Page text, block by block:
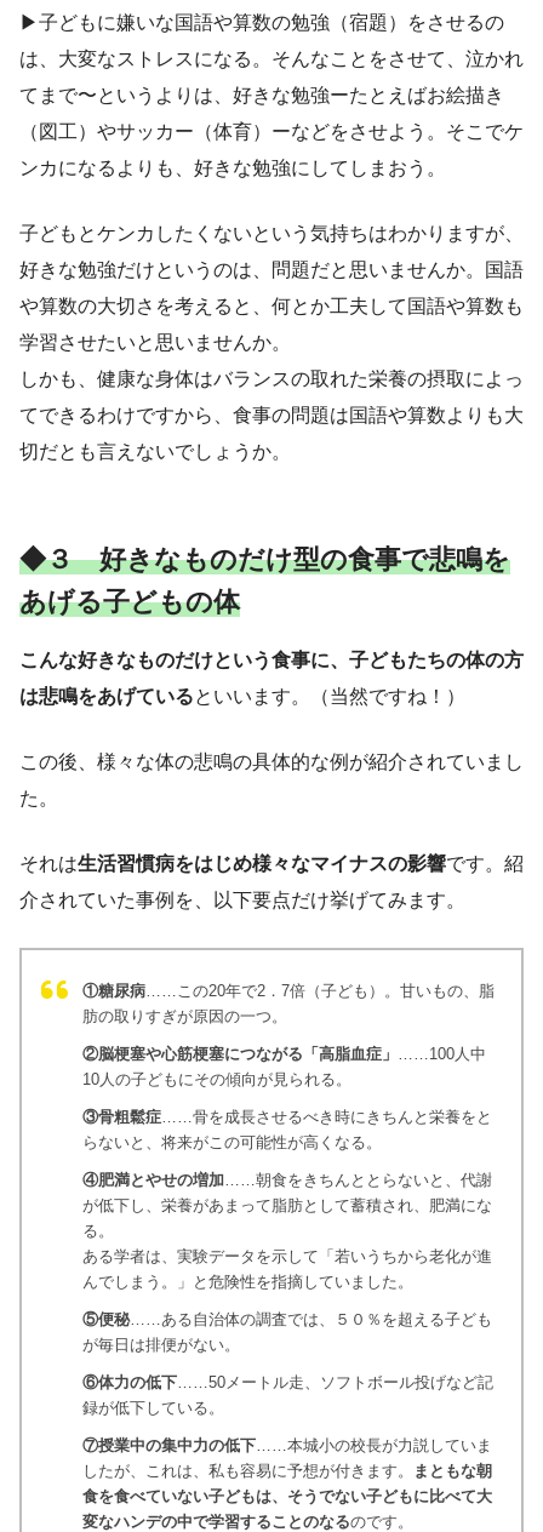
▶︎子どもに嫌いな国語や算数の勉強（宿題）をさせるの
は、大変なストレスになる。そんなことをさせて、泣かれ
てまで〜というよりは、好きな勉強ーたとえばお絵描き
（図工）やサッカー（体育）ーなどをさせよう。そこでケ
ンカになるよりも、好きな勉強にしてしまおう。
子どもとケンカしたくないという気持ちはわかりますが、
好きな勉強だけというのは、問題だと思いませんか。国語
や算数の大切さを考えると、何とか工夫して国語や算数も
学習させたいと思いませんか。
しかも、健康な身体はバランスの取れた栄養の摂取によっ
てできるわけですから、食事の問題は国語や算数よりも大
切だとも言えないでしょうか。
◆３ 好きなものだけ型の食事で悲鳴を
あげる子どもの体
こんな好きなものだけという食事に、子どもたちの体の方
は悲鳴をあげているといいます。（当然ですね！）
この後、様々な体の悲鳴の具体的な例が紹介されていまし
た。
それは生活習慣病をはじめ様々なマイナスの影響です。紹
介されていた事例を、以下要点だけ挙げてみます。
①糖尿病 ……この20年で2．7倍（子ども）。甘いもの、脂
肪の取りすぎが原因の一つ。
②脳梗塞や心筋梗塞につながる「高脂血症」
……100人中
10人の子どもにその傾向が見られる。
③骨粗鬆症 ……骨を成長させるべき時にきちんと栄養をと
らないと、将来がこの可能性が高くなる。
④肥満とやせの増加 ……朝食をきちんととらないと、代謝
が低下し、栄養があまって脂肪として蓄積され、肥満にな
る。
ある学者は、実験データを示して「若いうちから老化が進
んでしまう。」と危険性を指摘していました。
⑤便秘……ある自治体の調査では、５０％を超える子ども
が毎日は排便がない。
⑥体力の低下 ……50メートル走、ソフトボール投げなど記
録が低下している。
⑦授業中の集中力の低下 ……本城小の校長が力説していま
したが、これは、私も容易に予想が付きます。
まともな朝
食を食べていない子どもは、そうでない子どもに比べて大
変なハンデの中で学習することのなるのです。